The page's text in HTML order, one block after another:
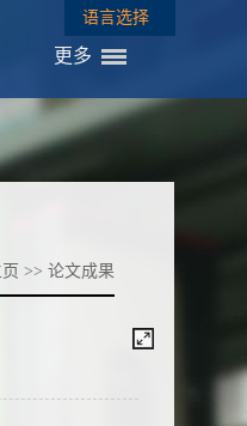
语言选择
更多
>> 论文成果